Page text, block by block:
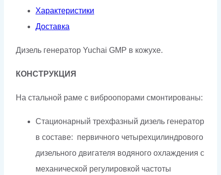
Характеристики
Доставка
Дизель генератор Yuchai GMP в кожухе.
КОНСТРУКЦИЯ
На стальной раме с виброопорами смонтированы:
Стационарный трехфазный дизель генератор
в составе: первичного четырехцилиндрового
дизельного двигателя водяного охлаждения с
механической регулировкой частоты